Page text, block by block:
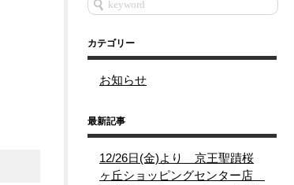
カテゴリー
お知らせ
最新記事
12/26日(金)より 京王聖蹟桜
ヶ丘ショッピングセンター店